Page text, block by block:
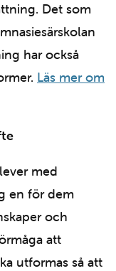
Det som
har också
Läs mer om
med
en för dem
och
att
utformas så att